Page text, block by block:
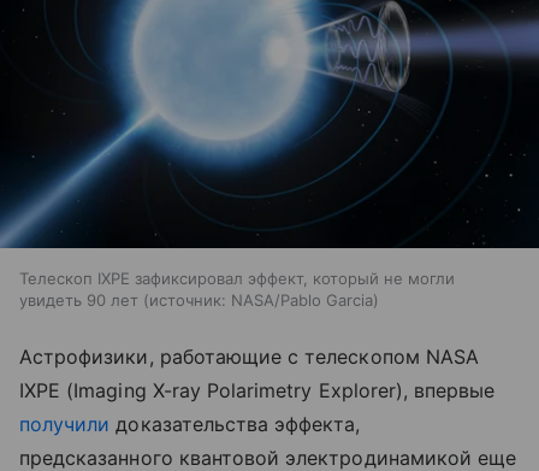
Телескоп IXPE зафиксировал эффект, который не могли
увидеть 90 лет
источник: NASA/Pablo Garcia
Астрофизики, работающие с телескопом NASA
IXPE (Imaging X-ray Polarimetry Explorer), впервые
получили доказательства эффекта,
предсказанного квантовой электродинамикой еще